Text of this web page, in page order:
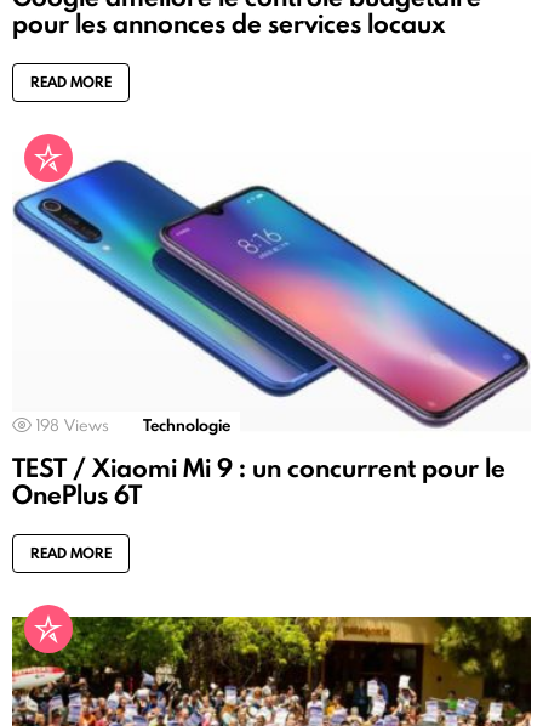
pour les annonces de services locaux
READ MORE
198 Views Technologie
TEST / Xiaomi Mi 9 : un concurrent pour le
OnePlus 6T
READ MORE